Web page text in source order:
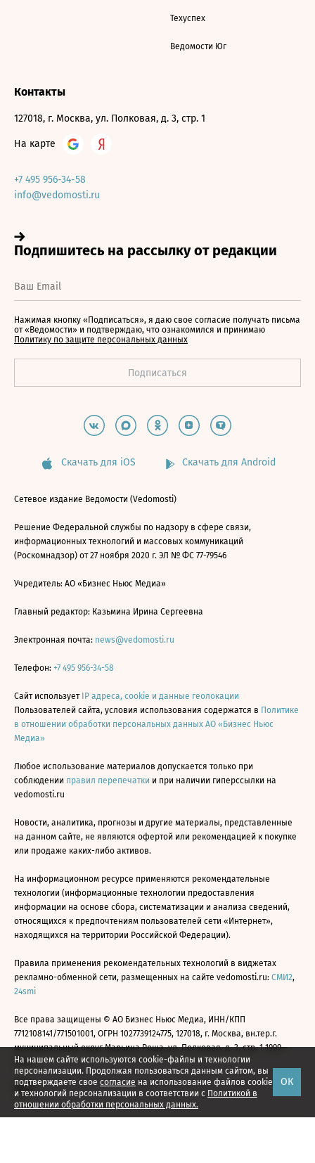
На нашем сайте используются cookie-файлы и технологии
персонализации. Продолжая пользоваться данным сайтом, вы
подтверждаете свое согласие на использование файлов cookie
и технологий персонализации в соответствии с Политикой в
отношении обработки персональных данных.
ОК
Техуспех
Ведомости Юг
Контакты
127018, г. Москва, ул. Полковая, д. 3, стр. 1
На карте
+7 495 956-34-58
info@vedomosti.ru
Нажимая кнопку «Подписаться», я даю свое согласие получать письма
от «Ведомости» и подтверждаю, что ознакомился и принимаю
Политику по защите персональных данных
Скачать для iOS Скачать для Android
Сетевое издание Ведомости (Vedomosti)
Решение Федеральной службы по надзору в сфере связи,
информационных технологий и массовых коммуникаций
(Роскомнадзор) от 27 ноября 2020 г. ЭЛ № ФС 77-79546
Учредитель: АО «Бизнес Ньюс Медиа»
Главный редактор: Казьмина Ирина Сергеевна
Электронная почта: news@vedomosti.ru
Телефон: +7 495 956-34-58
Сайт использует IP адреса, cookie и данные геолокации
Пользователей сайта, условия использования содержатся в Политике
в отношении обработки персональных данных АО «Бизнес Ньюс
Медиа»
Любое использование материалов допускается только при
соблюдении правил перепечатки и при наличии гиперссылки на
vedomosti.ru
Новости, аналитика, прогнозы и другие материалы, представленные
на данном сайте, не являются офертой или рекомендацией к покупке
или продаже каких-либо активов.
На информационном ресурсе применяются рекомендательные
технологии (информационные технологии предоставления
информации на основе сбора, систематизации и анализа сведений,
относящихся к предпочтениям пользователей сети «Интернет»,
находящихся на территории Российской Федерации).
Правила применения рекомендательных технологий в виджетах
рекламно-обменной сети, размещенных на сайте vedomosti.ru: СМИ2,
24smi
Все права защищены © АО Бизнес Ньюс Медиа, ИНН/КПП
7712108141/771501001, ОГРН 1027739124775, 127018, г. Москва, вн.тер.г.
муниципальный округ Марьина Роща, ул. Полковая, д. 3, стр. 1 1999—
2026